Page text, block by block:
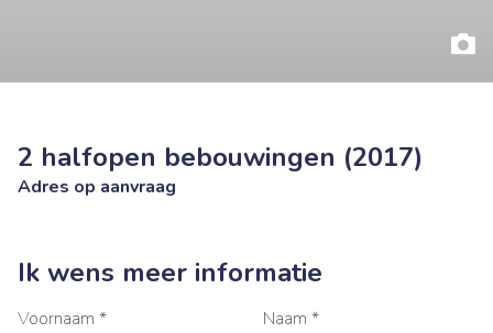
2 halfopen bebouwingen (2017)
Adres op aanvraag
Ik wens meer informatie
Voornaam * Naam *